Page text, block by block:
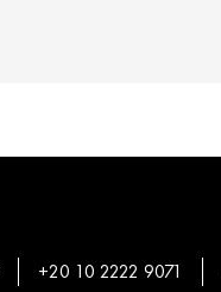
+20 10 2222 9071